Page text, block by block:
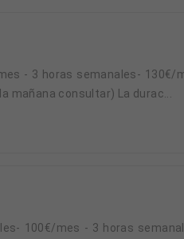
mañana consultar) La durac...
100€/mes - 3 horas